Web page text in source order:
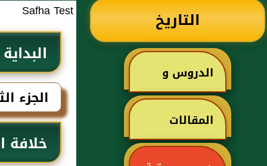
التاريخ
الدروس و
الخطب
المقالات
Safha Test
الجزء
خلافة